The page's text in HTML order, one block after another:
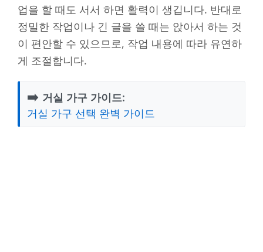
업을 할 때도 서서 하면 활력이 생깁니다. 반대로
정밀한 작업이나 긴 글을 쓸 때는 앉아서 하는 것
이 편안할 수 있으므로, 작업 내용에 따라 유연하
게 조절합니다.
➡️ 거실 가구 가이드:
거실 가구 선택 완벽 가이드